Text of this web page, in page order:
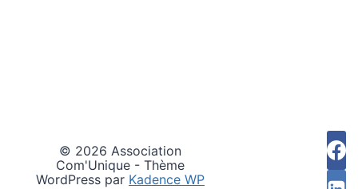
© 2026 Association
Com'Unique - Thème
WordPress par Kadence WP